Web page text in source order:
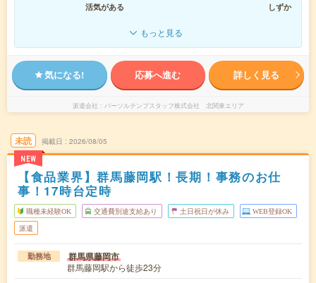
活気がある
しずか
もっと見る
気になる! 応募へ進む 詳しく見る
派遣会社 パーソルテンプスタッフ株式会社 北関東エリア
未読
NEW
掲載日 2026/08/05
【食品業界】群馬藤岡駅！長期！事務のお仕
事！17時台定時
職種未経験OK 交通費別途支給あり 土日祝日が休み WEB登録OK
派遣
勤務地 群馬県藤岡市
群馬藤岡駅から徒歩23分